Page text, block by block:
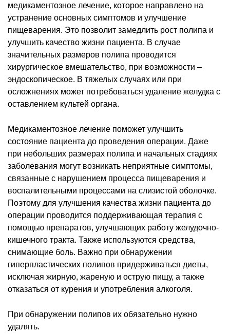
медикаментозное лечение, которое направлено на
устранение основных симптомов и улучшение
пищеварения. Это позволит замедлить рост полипа и
улучшить качество жизни пациента. В случае
значительных размеров полипа проводится
хирургическое вмешательство, при возможности –
эндоскопическое. В тяжелых случаях или при
осложнениях может потребоваться удаление желудка с
оставлением культей органа.
Медикаментозное лечение поможет улучшить
состояние пациента до проведения операции. Даже
при небольших размерах полипа и начальных стадиях
заболевания могут возникать неприятные симптомы,
связанные с нарушением процесса пищеварения и
воспалительными процессами на слизистой оболочке.
Поэтому для улучшения качества жизни пациента до
операции проводится поддерживающая терапия с
помощью препаратов, улучшающих работу желудочно-
кишечного тракта. Также используются средства,
снимающие боль. Важно при обнаружении
гиперпластических полипов придерживаться диеты,
исключая жирную, жареную и острую пищу, а также
отказаться от курения и употребления алкоголя.
При обнаружении полипов их обязательно нужно
удалять.